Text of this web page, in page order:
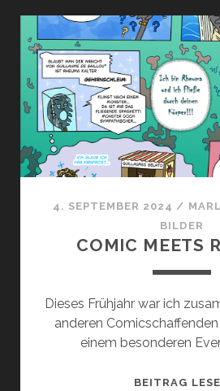
4. SEPTEMBER 2024 /
BILDER
COMIC MEETS
Dieses Frühjahr war ich
anderen
einem besonderen
BEITRAG